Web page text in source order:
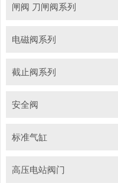
闸阀 刀闸阀系列
电磁阀系列
截止阀系列
安全阀
标准气缸
高压电站阀门